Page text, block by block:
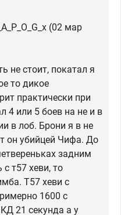
(02 мар
не стоит, покатал я
то дикое
практически при
4 или 5 боев на не и в
в лоб. Брони я в не
он убийцей Чифа. До
задним
т57 хеви, то
Т57 хеви с
1600 с
21 секунда а у